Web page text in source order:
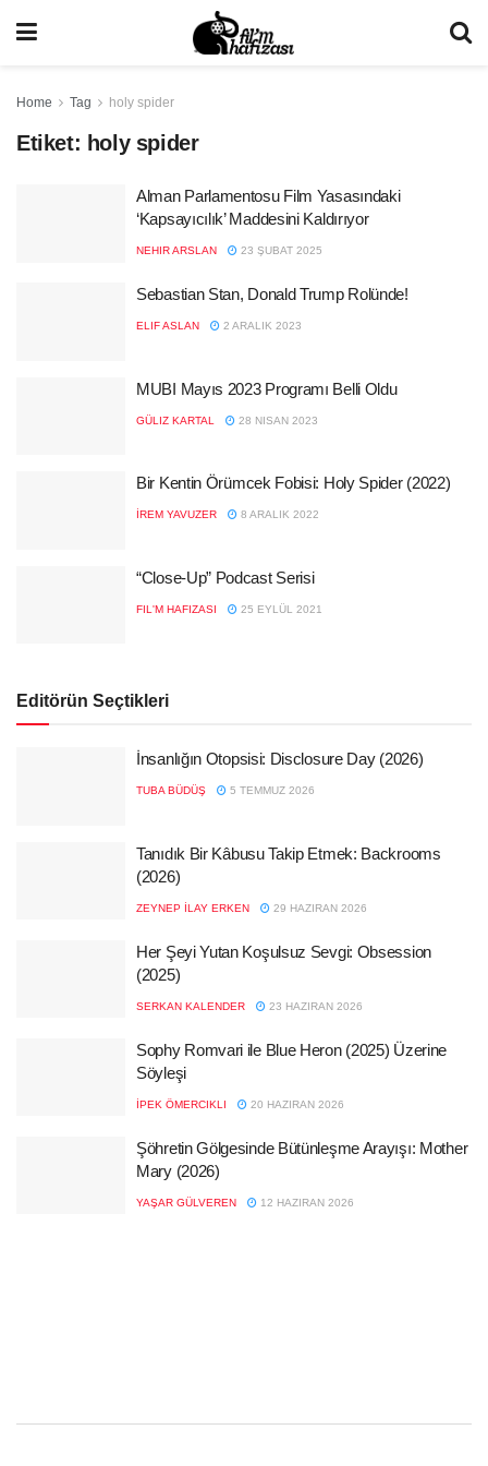
Home Tag holy spider
Etiket: holy spider
Alman Parlamentosu Film Yasasındaki
‘Kapsayıcılık’ Maddesini Kaldırıyor
NEHIR ARSLAN 23 ŞUBAT 2025
Sebastian Stan, Donald Trump Rolünde!
ELIF ASLAN 2 ARALIK 2023
MUBI Mayıs 2023 Programı Belli Oldu
GÜLIZ KARTAL 28 NISAN 2023
Bir Kentin Örümcek Fobisi: Holy Spider (2022)
İREM YAVUZER 8 ARALIK 2022
“Close-Up” Podcast Serisi
FIL'M HAFIZASI 25 EYLÜL 2021
Editörün Seçtikleri
İnsanlığın Otopsisi: Disclosure Day (2026)
TUBA BÜDÜŞ 5 TEMMUZ 2026
Tanıdık Bir Kâbusu Takip Etmek: Backrooms
(2026)
ZEYNEP İLAY ERKEN 29 HAZIRAN 2026
Her Şeyi Yutan Koşulsuz Sevgi: Obsession
(2025)
SERKAN KALENDER 23 HAZIRAN 2026
Sophy Romvari ile Blue Heron (2025) Üzerine
Söyleşi
İPEK ÖMERCIKLI 20 HAZIRAN 2026
Şöhretin Gölgesinde Bütünleşme Arayışı: Mother
Mary (2026)
YAŞAR GÜLVEREN 12 HAZIRAN 2026